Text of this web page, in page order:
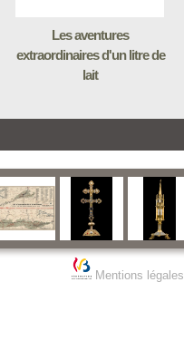
Les aventures
extraordinaires d'un litre de
lait
Mentions légales